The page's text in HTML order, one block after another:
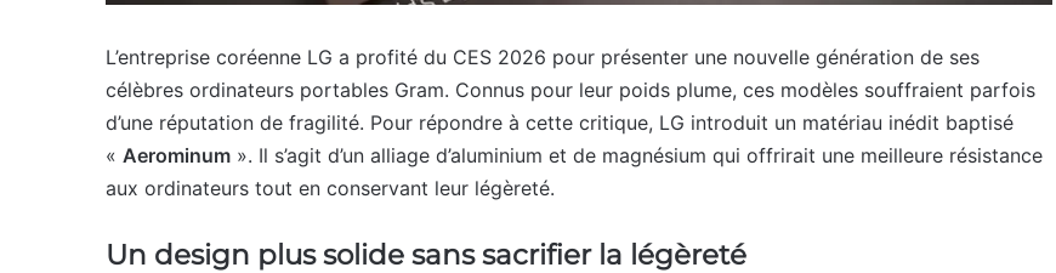
L’entreprise coréenne LG a profité du CES 2026 pour présenter une nouvelle génération de ses
célèbres ordinateurs portables Gram. Connus pour leur poids plume, ces modèles souffraient parfois
d’une réputation de fragilité. Pour répondre à cette critique, LG introduit un matériau inédit baptisé
« Aerominum ». Il s’agit d’un alliage d’aluminium et de magnésium qui offrirait une meilleure résistance
aux ordinateurs tout en conservant leur légèreté.
Un design plus solide sans sacrifier la légèreté